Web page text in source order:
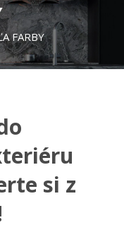
FARBY
si z